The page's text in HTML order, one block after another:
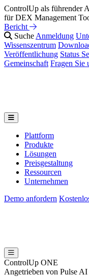
ControlUp als führender
für DEX Management
Bericht
Suche Anmeldung
Wissenszentrum
Veröffentlichung Status
Gemeinschaft Fragen Sie
Plattform
Produkte
Lösungen
Preisgestaltung
Ressourcen
Unternehmen
Demo anfordern
ControlUp ONE
Angetrieben von Pulse AI